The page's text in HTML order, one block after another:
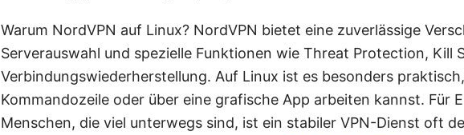
Warum NordVPN auf Linux? NordVPN bietet eine zuverlässige
Serverauswahl und spezielle Funktionen wie Threat Protection, Kill
Verbindungswiederherstellung. Auf Linux ist es besonders
Kommandozeile oder über eine grafische App arbeiten kannst. Für
Menschen, die viel unterwegs sind, ist ein stabiler VPN-Dienst oft